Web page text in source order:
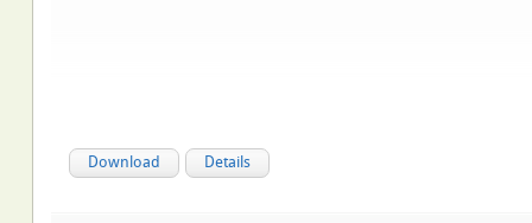
Download Details